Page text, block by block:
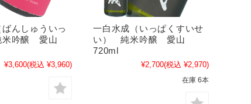
んしゅういっ
米吟醸 愛山
¥3,600(税込 ¥3,960)
一白水成（いっぱくすいせ
い） 純米吟醸 愛山
720ml
¥2,700(税込 ¥2,970)
在庫 6本